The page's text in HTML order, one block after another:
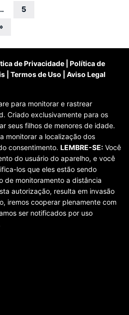
5
de Privacidade
Política de
Termos de Uso Aviso Legal
para monitorar e rastrear
Criado exclusivamente para os
seus filhos de menores de idade.
monitorar a localização dos
consentimento. LEMBRE-SE: Você
do usuário do aparelho, e você
los que eles estão sendo
de monitoramento a distância
autorização, resulta em invasão
iremos cooperar plenamente com
ser notificados por uso